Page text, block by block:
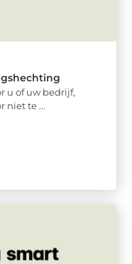
u of uw bedrijf,
niet te ...